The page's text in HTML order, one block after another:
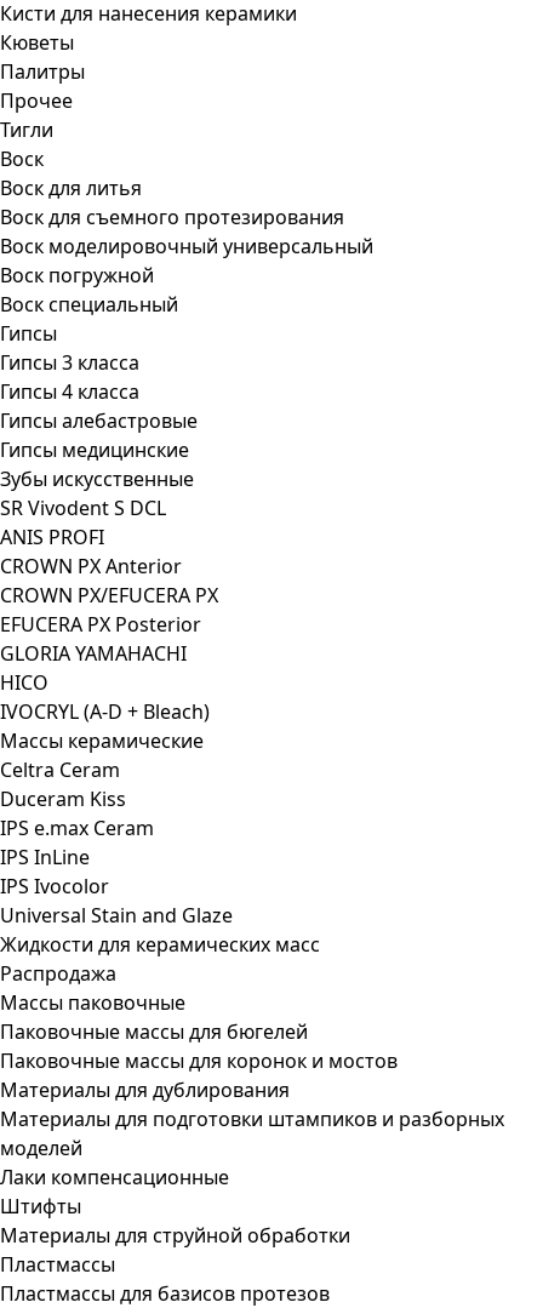
Кисти для нанесения керамики
Кюветы
Палитры
Прочее
Тигли
Воск
Воск для литья
Воск для съемного протезирования
Воск моделировочный универсальный
Воск погружной
Воск специальный
Гипсы
Гипсы 3 класса
Гипсы 4 класса
Гипсы алебастровые
Гипсы медицинские
Зубы искусственные
SR Vivodent S DCL
ANIS PROFI
CROWN PX Anterior
CROWN PX/EFUCERA PX
EFUCERA PX Posterior
GLORIA YAMAHACHI
HICO
IVOCRYL (A-D + Bleach)
Массы керамические
Celtra Ceram
Duceram Kiss
IPS e.max Ceram
IPS InLine
IPS Ivocolor
Universal Stain and Glaze
Жидкости для керамических масс
Распродажа
Массы паковочные
Паковочные массы для бюгелей
Паковочные массы для коронок и мостов
Материалы для дублирования
Материалы для подготовки штампиков и разборных
моделей
Лаки компенсационные
Штифты
Материалы для струйной обработки
Пластмассы
Пластмассы для базисов протезов